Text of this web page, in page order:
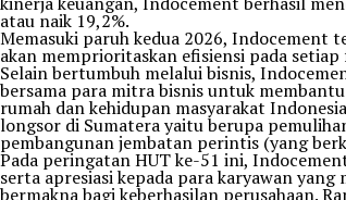
atau naik 19,2%.
Memasuki paruh kedua 2026, Indocement
akan memprioritaskan efisiensi pada
Selain bertumbuh melalui bisnis,
bersama para mitra bisnis untuk
rumah dan kehidupan masyarakat
longsor di Sumatera yaitu berupa
pembangunan jembatan perintis (yang
Pada peringatan HUT ke-51 ini,
serta apresiasi kepada para karyawan
bermakna bagi keberhasilan perusahaan.